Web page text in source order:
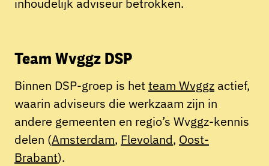
inhoudelijk adviseur betrokken.
Team Wvggz DSP
Binnen DSP-groep is hetteam Wvggz actief,
waarin adviseurs die werkzaam zijn in
andere gemeenten en regio’s Wvggz-kennis
delen (Amsterdam, Flevoland, Oost-
Brabant).